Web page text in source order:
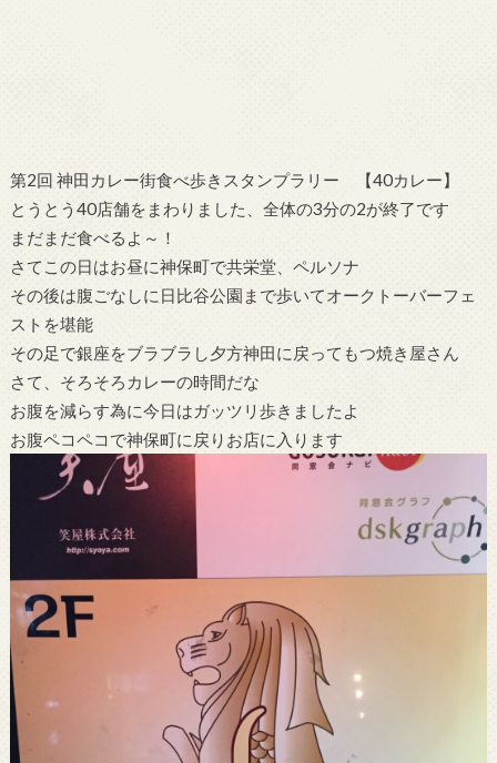
第2回 神田カレー街食べ歩きスタンプラリー 【40カレー】
とうとう40店舗をまわりました、全体の3分の2が終了です
まだまだ食べるよ～！
さてこの日はお昼に神保町で共栄堂、ペルソナ
その後は腹ごなしに日比谷公園まで歩いてオークトーバーフェ
ストを堪能
その足で銀座をブラブラし夕方神田に戻ってもつ焼き屋さん
さて、そろそろカレーの時間だな
お腹を減らす為に今日はガッツリ歩きましたよ
お腹ペコペコで神保町に戻りお店に入ります